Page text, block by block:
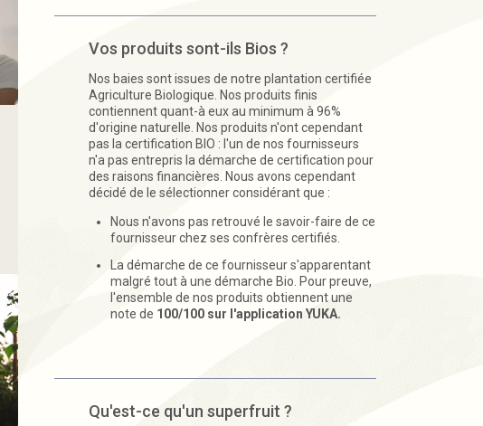
Vos produits sont-ils Bios ?
Nos baies sont issues de notre plantation certifiée
Agriculture Biologique. Nos produits finis
contiennent quant-à eux au minimum à 96%
d'origine naturelle. Nos produits n'ont cependant
pas la certification BIO : l'un de nos fournisseurs
n'a pas entrepris la démarche de certification pour
des raisons financières. Nous avons cependant
décidé de le sélectionner considérant que :
Nous n'avons pas retrouvé le savoir-faire de ce
fournisseur chez ses confrères certifiés.
La démarche de ce fournisseur s'apparentant
malgré tout à une démarche Bio. Pour preuve,
l'ensemble de nos produits obtiennent une
note de 100/100 sur l'application YUKA.
Qu'est-ce qu'un superfruit ?